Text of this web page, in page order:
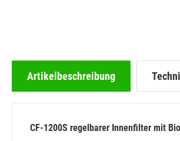
Artikelbeschreibung
CF-1200S regelbarer Innenfilter mit